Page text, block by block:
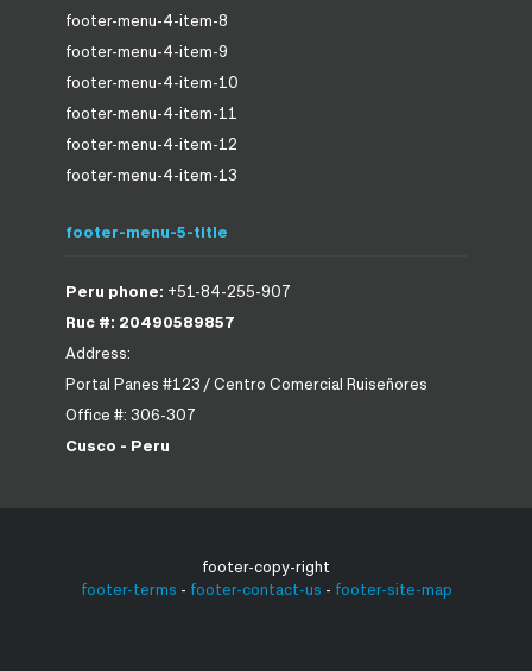
footer-menu-4-item-8
footer-menu-4-item-9
footer-menu-4-item-10
footer-menu-4-item-11
footer-menu-4-item-12
footer-menu-4-item-13
footer-menu-5-title
Peru phone: +51-84-255-907
Ruc #: 20490589857
Address:
Portal Panes #123 / Centro Comercial Ruiseñores
Office #: 306-307
Cusco - Peru
footer-copy-right
footer-terms - footer-contact-us - footer-site-map